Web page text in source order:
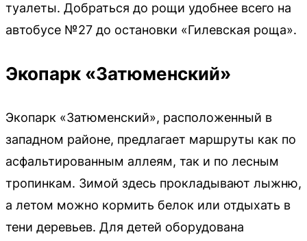
туалеты. Добраться до рощи удобнее всего на
автобусе №27 до остановки «Гилевская роща».
Экопарк «Затюменский»
Экопарк «Затюменский», расположенный в
западном районе, предлагает маршруты как по
асфальтированным аллеям, так и по лесным
тропинкам. Зимой здесь прокладывают лыжню,
а летом можно кормить белок или отдыхать в
тени деревьев. Для детей оборудована